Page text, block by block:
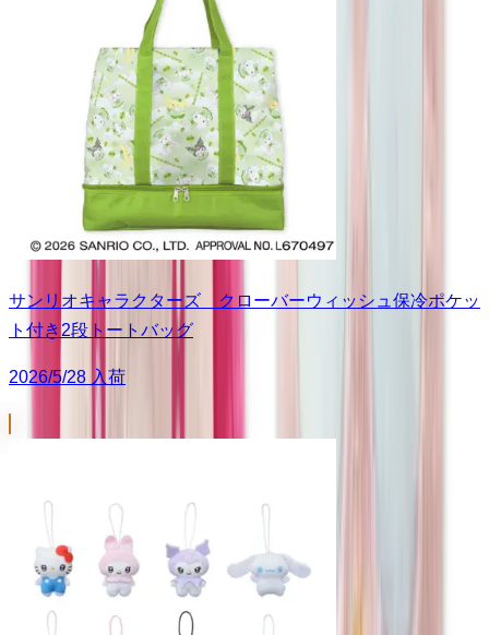
サンリオキャラクターズ クローバーウィッシュ保冷ポケッ
ト付き2段トートバッグ
2026/5/28 入荷